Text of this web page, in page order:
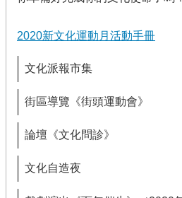
2020新文化運動月活動手冊
文化派報市集
街區導覽《街頭運動會》
論壇《文化問診》
文化自造夜